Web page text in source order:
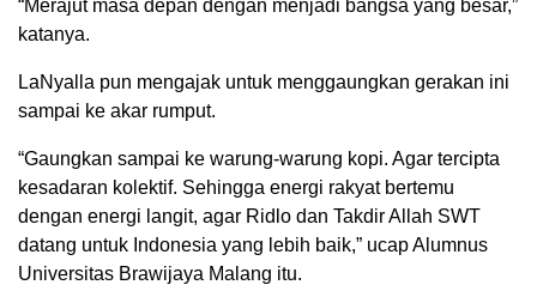
“Merajut masa depan dengan menjadi bangsa yang besar,”
katanya.
LaNyalla pun mengajak untuk menggaungkan gerakan ini
sampai ke akar rumput.
“Gaungkan sampai ke warung-warung kopi. Agar tercipta
kesadaran kolektif. Sehingga energi rakyat bertemu
dengan energi langit, agar Ridlo dan Takdir Allah SWT
datang untuk Indonesia yang lebih baik,” ucap Alumnus
Universitas Brawijaya Malang itu.